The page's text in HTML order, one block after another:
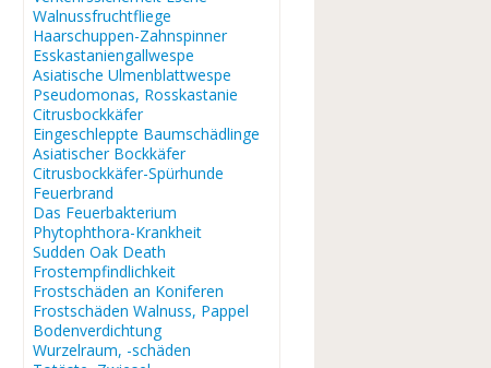
Walnussfruchtfliege
Haarschuppen-Zahnspinner
Esskastaniengallwespe
Asiatische Ulmenblattwespe
Pseudomonas, Rosskastanie
Citrusbockkäfer
Eingeschleppte Baumschädlinge
Asiatischer Bockkäfer
Citrusbockkäfer-Spürhunde
Feuerbrand
Das Feuerbakterium
Phytophthora-Krankheit
Sudden Oak Death
Frostempfindlichkeit
Frostschäden an Koniferen
Frostschäden Walnuss, Pappel
Bodenverdichtung
Wurzelraum, -schäden